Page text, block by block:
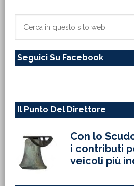
primaria
sito
Seguici Su Facebook
Il Punto Del Direttore
Con lo
i contributi
veicoli più